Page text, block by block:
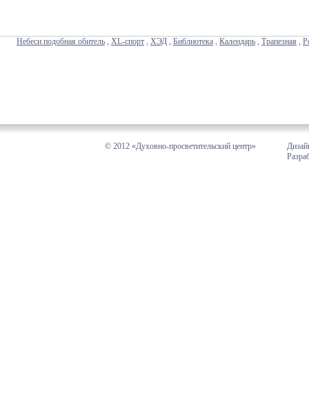
Небеси подобная обитель , XL-спорт , ХЭД , Библиотека , Календарь , Трапезная ,
© 2012 «Духовно-просветительский центр»